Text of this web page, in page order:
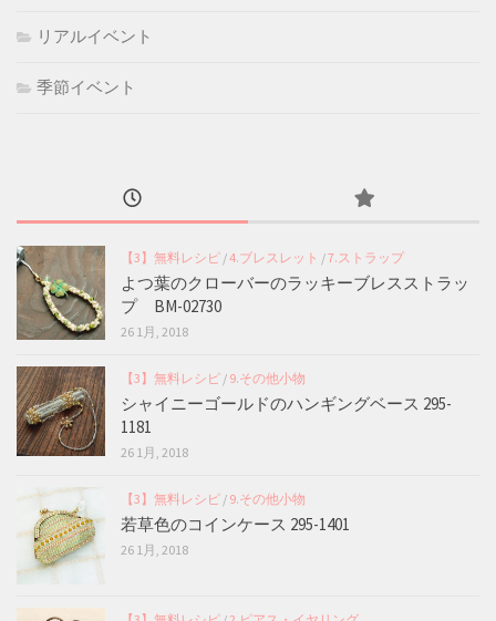
リアルイベント
季節イベント
【3】無料レシピ /4.ブレスレット /7.ストラップ
よつ葉のクローバーのラッキーブレスストラッ
プ BM-02730
26 1月, 2018
【3】無料レシピ / 9.その他小物
シャイニーゴールドのハンギングベース 295-
1181
26 1月, 2018
【3】無料レシピ / 9.その他小物
若草色のコインケース 295-1401
26 1月, 2018